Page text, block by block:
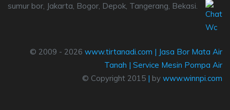
sumur bor, Jakarta, Bogor, Depok, Tangerang, Bekasi.
© 2009 - 2026 www.tirtanadi.com | Jasa Bor Mata Air
Tanah | Service Mesin Pompa Air
© Copyright 2015 | by www.winnpi.com